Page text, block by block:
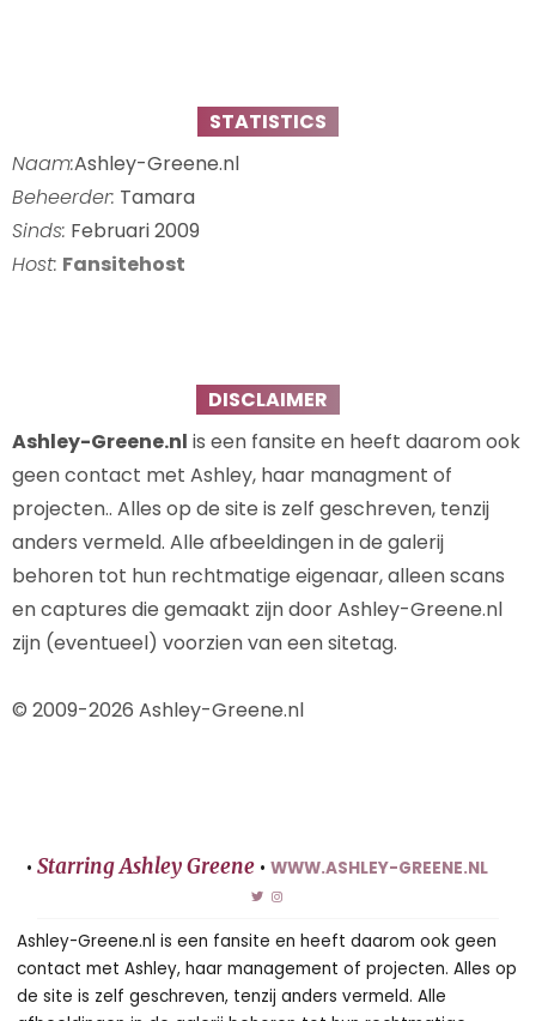
STATISTICS
Naam:Ashley-Greene.nl
Beheerder: Tamara
Sinds: Februari 2009
Host: Fansitehost
DISCLAIMER
Ashley-Greene.nl is een fansite en heeft daarom ook
geen contact met Ashley, haar managment of
projecten.. Alles op de site is zelf geschreven, tenzij
anders vermeld. Alle afbeeldingen in de galerij
behoren tot hun rechtmatige eigenaar, alleen scans
en captures die gemaakt zijn door Ashley-Greene.nl
zijn (eventueel) voorzien van een sitetag.
© 2009-2026 Ashley-Greene.nl
• Starring Ashley Greene • WWW.ASHLEY-GREENE.NL
Ashley-Greene.nl is een fansite en heeft daarom ook geen
contact met Ashley, haar management of projecten. Alles op
de site is zelf geschreven, tenzij anders vermeld. Alle